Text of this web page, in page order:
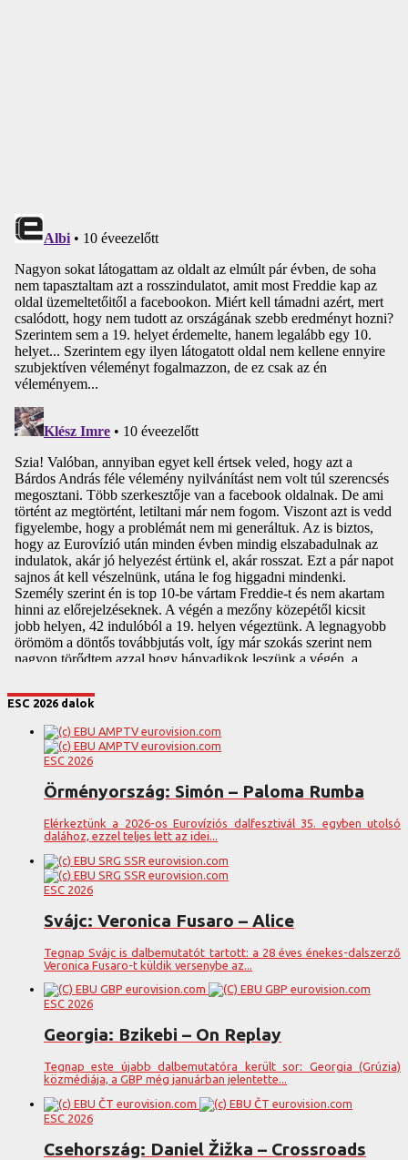
ESC 2026 dalok
ESC 2026
Örményország: Simón – Paloma Rumba
Elérkeztünk a 2026-os Eurovíziós dalfesztivál 35. egyben utolsó
dalához, ezzel teljes lett az idei...
ESC 2026
Svájc: Veronica Fusaro – Alice
Tegnap Svájc is dalbemutatót tartott: a 28 éves énekes-dalszerző
Veronica Fusaro-t küldik versenybe az...
ESC 2026
Georgia: Bzikebi – On Replay
Tegnap este újabb dalbemutatóra került sor: Georgia (Grúzia)
közmédiája, a GBP még januárban jelentette...
ESC 2026
Csehország: Daniel Žižka – Crossroads